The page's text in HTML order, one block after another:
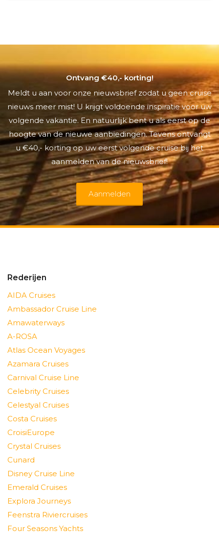
Ontvang €40,- korting!
Meldt u aan voor onze nieuwsbrief zodat u geen cruise
nieuws meer mist! U krijgt voldoende inspiratie voor uw
volgende vakantie. En natuurlijk bent u als eerst op de
hoogte van de nieuwe aanbiedingen. Tevens ontvangt
u €40,- korting op uw eerst volgende cruise bij het
aanmelden van de nieuwsbrief!
Aanmelden
Rederijen
AIDA Cruises
Ambassador Cruise Line
Amawaterways
A-ROSA
Atlas Ocean Voyages
Azamara Cruises
Carnival Cruise Line
Celebrity Cruises
Celestyal Cruises
Costa Cruises
CroisiEurope
Crystal Cruises
Cunard
Disney Cruise Line
Emerald Cruises
Explora Journeys
Feenstra Riviercruises
Four Seasons Yachts